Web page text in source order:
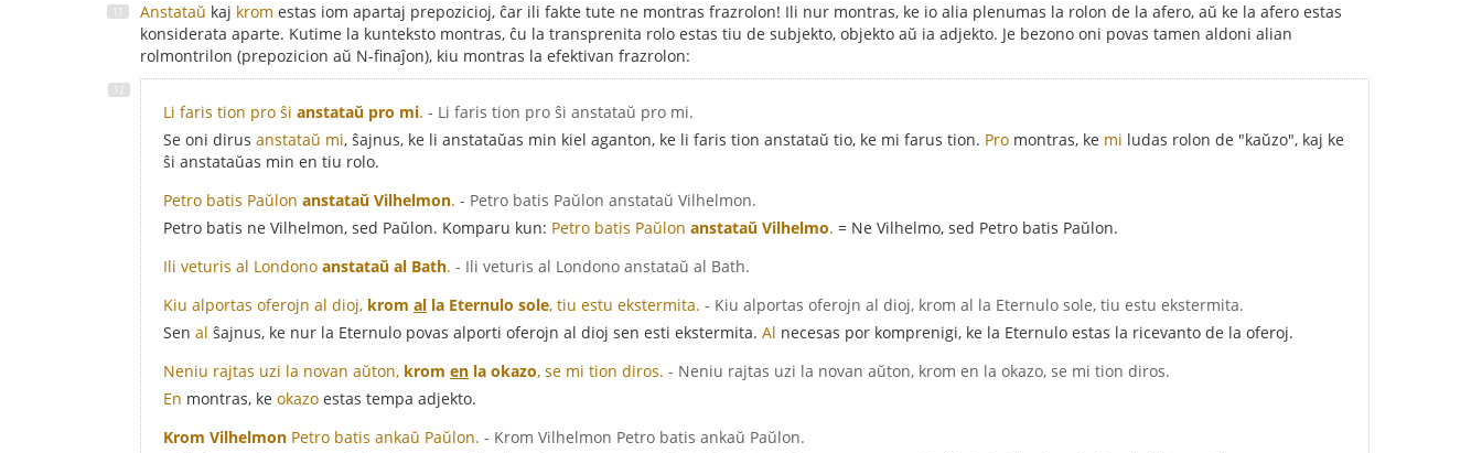
Anstataŭ kaj krom estas iom apartaj prepozicioj, ĉar ili fakte tute ne montras frazrolon! Ili nur montras, ke io alia plenumas la rolon de la afero, aŭ ke la afero estas
konsiderata aparte. Kutime la kunteksto montras, ĉu la transprenita rolo estas tiu de subjekto, objekto aŭ ia adjekto. Je bezono oni povas tamen aldoni alian
rolmontrilon (prepozicion aŭ N-finaĵon), kiu montras la efektivan frazrolon:
Li faris tion pro ŝi anstataŭ pro mi. - Li faris tion pro ŝi anstataŭ pro mi.
Se oni dirus anstataŭ mi, ŝajnus, ke li anstataŭas min kiel aganton, ke li faris tion anstataŭ tio, ke mi farus tion. Pro montras, ke mi ludas rolon de "kaŭzo", kaj ke
ŝi anstataŭas min en tiu rolo.
Petro batis Paŭlon anstataŭ Vilhelmon. - Petro batis Paŭlon anstataŭ Vilhelmon.
Petro batis ne Vilhelmon, sed Paŭlon. Komparu kun: Petro batis Paŭlon anstataŭ Vilhelmo. = Ne Vilhelmo, sed Petro batis Paŭlon.
Ili veturis al Londono anstataŭ al Bath. - Ili veturis al Londono anstataŭ al Bath.
Kiu alportas oferojn al dioj, krom al la Eternulo sole, tiu estu ekstermita. - Kiu alportas oferojn al dioj, krom al la Eternulo sole, tiu estu ekstermita.
Sen al ŝajnus, ke nur la Eternulo povas alporti oferojn al dioj sen esti ekstermita. Al necesas por komprenigi, ke la Eternulo estas la ricevanto de la oferoj.
Neniu rajtas uzi la novan aŭton, krom en la okazo, se mi tion diros. - Neniu rajtas uzi la novan aŭton, krom en la okazo, se mi tion diros.
En montras, ke okazo estas tempa adjekto.
Krom Vilhelmon Petro batis ankaŭ Paŭlon. - Krom Vilhelmon Petro batis ankaŭ Paŭlon.